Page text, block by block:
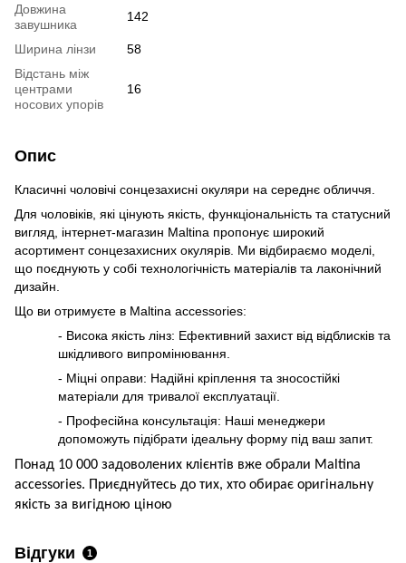
Довжина
завушника
142
Ширина лінзи
58
Відстань між
центрами
носових упорів
16
Опис
Класичні чоловічі сонцезахисні окуляри на середнє обличчя.
Для чоловіків, які цінують якість, функціональність та статусний
вигляд, інтернет-магазин Maltina пропонує широкий
асортимент сонцезахисних окулярів. Ми відбираємо моделі,
що поєднують у собі технологічність матеріалів та лаконічний
дизайн.
Що ви отримуєте в Maltina accessories:
- Висока якість лінз: Ефективний захист від відблисків та
шкідливого випромінювання.
- Міцні оправи: Надійні кріплення та зносостійкі
матеріали для тривалої експлуатації.
- Професійна консультація: Наші менеджери
допоможуть підібрати ідеальну форму під ваш запит.
Понад 10 000 задоволених клієнтів вже обрали Maltina
accessories. Приєднуйтесь до тих, хто обирає оригінальну
якість за вигідною ціною
Відгуки 1